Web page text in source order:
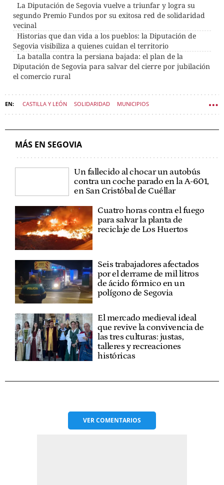
La Diputación de Segovia vuelve a triunfar y logra su
segundo Premio Fundos por su exitosa red de solidaridad
vecinal
Historias que dan vida a los pueblos: la Diputación de
Segovia visibiliza a quienes cuidan el territorio
La batalla contra la persiana bajada: el plan de la
Diputación de Segovia para salvar del cierre por jubilación
el comercio rural
CASTILLA Y LEÓN SOLIDARIDAD MUNICIPIOS
COMUNIDAD DE VECINOS
MÁS EN SEGOVIA
Un fallecido al chocar un autobús
contra un coche parado en la A-601,
en San Cristóbal de Cuéllar
Cuatro horas contra el fuego
para salvar la planta de
reciclaje de Los Huertos
Seis trabajadores afectados
por el derrame de mil litros
de ácido fórmico en un
polígono de Segovia
El mercado medieval ideal
que revive la convivencia de
las tres culturas: justas,
talleres y recreaciones
históricas
VERCOMENTARIOS